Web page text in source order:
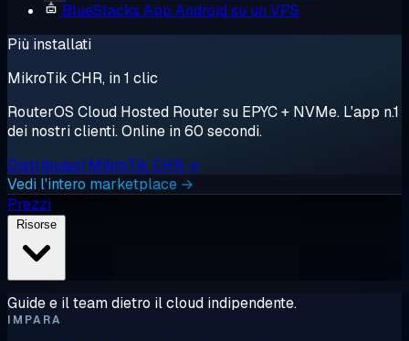
BlueStacks App Android su un VPS
Più installati
MikroTik CHR, in 1 clic
RouterOS Cloud Hosted Router su EPYC + NVMe. L'app n.1
dei nostri clienti. Online in 60 secondi.
Distribuisci MikroTik CHR →
Vedi l'intero marketplace →
Prezzi
Guide e il team dietro il cloud indipendente.
IMPARA